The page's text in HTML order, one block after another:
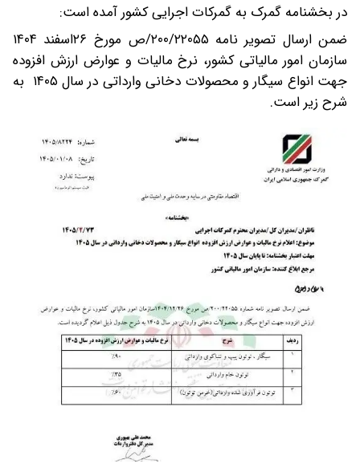
در بخشنامه گمرک به گمرکات اجرایی کشور آمده است:
ضمن ارسال تصویر نامه ۲۰۰/۲۲۰۵۵/ص مورخ ۲۶اسفند ۱۴۰۴
سازمان امور مالیاتی کشور، نرخ مالیات و عوارض ارزش افزوده
جهت انواع سیگار و محصولات دخانی وارداتی در سال ۱۴۰۵ به
شرح زیر است.